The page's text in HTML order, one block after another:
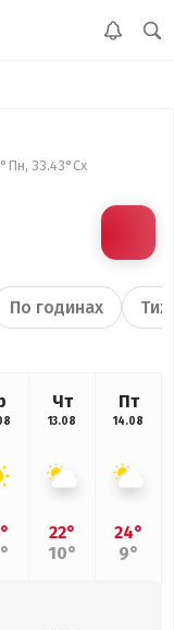
33.43°Сх
По годинах
Чт
13.08
22°
10°
Пт
14.08
24°
9°